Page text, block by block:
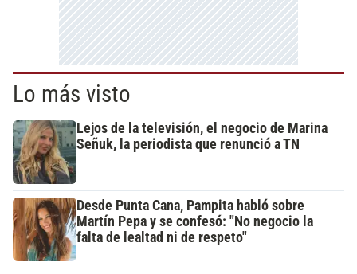
Lo más visto
Lejos de la televisión, el negocio de Marina
Señuk, la periodista que renunció a TN
Desde Punta Cana, Pampita habló sobre
Martín Pepa y se confesó: "No negocio la
falta de lealtad ni de respeto"